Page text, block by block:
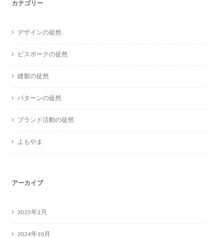
カテゴリー
デザインの徒然
ビスポークの徒然
縫製の徒然
パターンの徒然
ブランド活動の徒然
よもやま
アーカイブ
2025年2月
2024年10月